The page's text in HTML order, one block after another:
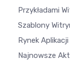
Przykładami
Szablony
Rynek Aplikacji
Najnowsze